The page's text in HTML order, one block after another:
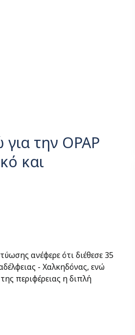
την OPAP
και
ανέφερε ότι διέθεσε 35
- Χαλκηδόνας, ενώ
περιφέρειας η διπλή